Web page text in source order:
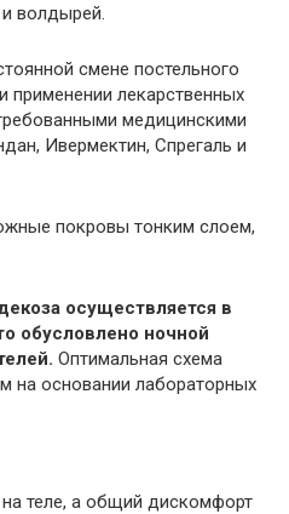
волдырей.
смене постельного
лекарственных
медицинскими
Ивермектин, Спрегаль и
покровы тонким слоем,
осуществляется в
обусловлено ночной
Оптимальная схема
на основании лабораторных
теле, а общий дискомфорт